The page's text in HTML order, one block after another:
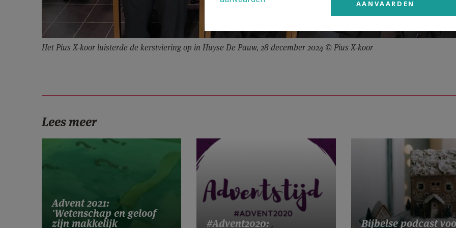
Het Pius X-koor luisterde de kerstviering op in Huyse De Pauw, 28 december 2024 © Pius X-koor
Lees meer
Advent 2021:
'Wetenschap en geloof
zijn makkelijk #Advent2020: Bijbelse podcast
AANVAARDEN